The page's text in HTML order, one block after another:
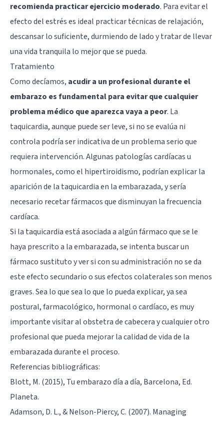
recomienda practicar ejercicio moderado. Para evitar el
efecto del estrés es ideal practicar técnicas de relajación,
descansar lo suficiente, durmiendo de lado y tratar de llevar
una vida tranquila lo mejor que se pueda.
Tratamiento
Como decíamos, acudir a un profesional durante el
embarazo es fundamental para evitar que cualquier
problema médico que aparezca vaya a peor. La
taquicardia, aunque puede ser leve, si no se evalúa ni
controla podría ser indicativa de un problema serio que
requiera intervención. Algunas patologías cardíacas u
hormonales, como el hipertiroidismo, podrían explicar la
aparición de la taquicardia en la embarazada, y sería
necesario recetar fármacos que disminuyan la frecuencia
cardíaca.
Si la taquicardia está asociada a algún fármaco que se le
haya prescrito a la embarazada, se intenta buscar un
fármaco sustituto y ver si con su administración no se da
este efecto secundario o sus efectos colaterales son menos
graves. Sea lo que sea lo que lo pueda explicar, ya sea
postural, farmacológico, hormonal o cardíaco, es muy
importante visitar al obstetra de cabecera y cualquier otro
profesional que pueda mejorar la calidad de vida de la
embarazada durante el proceso.
Referencias bibliográficas:
Blott, M. (2015), Tu embarazo día a día, Barcelona, Ed.
Planeta.
Adamson, D. L., & Nelson-Piercy, C. (2007). Managing